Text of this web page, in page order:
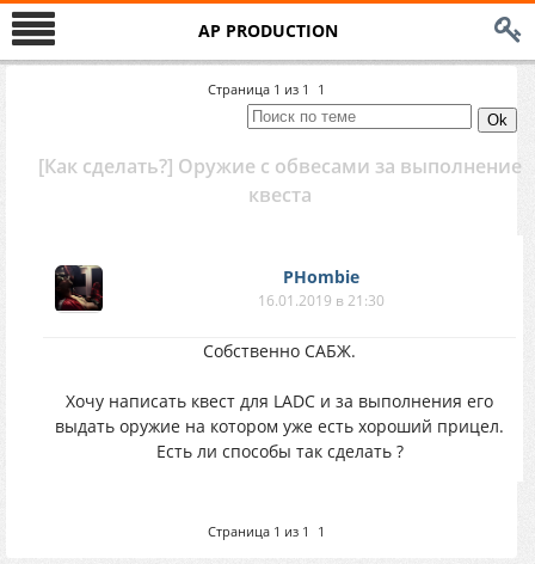
AP PRODUCTION
Страница 1 из 1 1
[Как сделать?] Оружие с обвесами за выполнение
квеста
PHombie
16.01.2019 в 21:30
Собственно САБЖ.
Хочу написать квест для LADC и за выполнения его
выдать оружие на котором уже есть хороший прицел.
Есть ли способы так сделать ?
Страница 1 из 1 1